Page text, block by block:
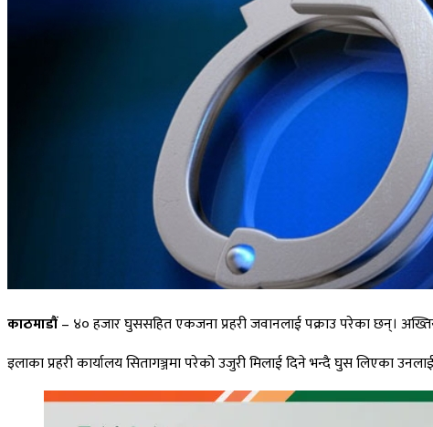
काठमाडौं– ४० हजार घुससहित एकजना प्रहरी जवानलाई पक्राउ परेका छन्।
इलाका प्रहरी कार्यालय सितागञ्जमा परेको उजुरी मिलाई दिने भन्दै घुस लिएका